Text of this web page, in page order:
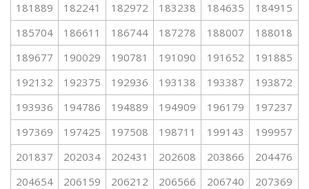
181889
182241 182972 183238 184635
184915
185704
186611 186744 187278 188007
188018
189677
190029 190781 191090 191652
191885
192132
192375 192936 193138 193387
193872
193936
194786 194889 194909 196179
197237
197369
197425 197508 198711 199143
199957
201837
202034 202431 202608 203866
204476
204654
206159 206212 206566 206740
207369